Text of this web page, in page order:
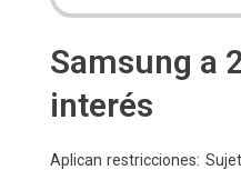
Samsung a
interés
Aplican restricciones: